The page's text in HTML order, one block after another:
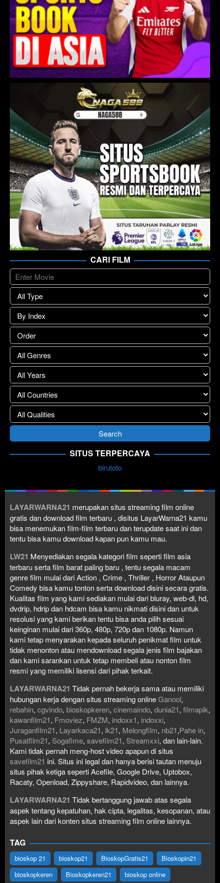
CARI FILM
SITUS TERPERCAYA
birutoto
LAYARWARNA21 merupakan situs streaming film online
gratis dan download film terbaru , disitus LayarWarna21 kamu
bisa menemukan film-film terbaru dan terupdate saat ini dan
tentu bisa kamu download kapan pun kamu mau.
LW21 Menyediakan segala kategori film seperti film asia
terbaru serta film barat paling baru , tentu segala macam
genre film mulai dari Action , Crime , Thriller , Horror Ataupun
Comedy bisa kamu tonton serta download disini secara gratis.
Kualitas film yang kami sediakan mulai dari bluray, web-dl, hd,
dvdrip, hdrip dan hdcam bisa kamu nikmati disini dan untuk
resolusi yang kami berikan tentu bisa anda pilih sesuai
keinginan mulai dari 360p, 480p, 720p dan 1080p. Namun
kami tetap menyarakan kepada seluruh penikmat film untuk
tidak menonton atau mendownload segala jenis film bajakan
dan kami sarankan untuk tetap membeli atau nonton film
resmi yang memiliki lisensi dari pihak terkait.
LAYARWARNA21 Tidak pernah bekerja sama atau memiliki
hubungan kerja dengan situs streaming onlineGanool,
rebahin, cgvindo, bioskopkeren, cinemaindo, dunia21, filmapik,
kawanfilm21, Fmoviez, FMZM, indoxx1, indoxxi,
Juraganfilm21, Layarkaca21, lk21, Melongfilm, nb21,Pahe in,
Pusatfilm21, Sogafime, savefilm21, Streamxxi, dan lain-lain.
Kami tidak pernah meng-host video apapun di situs
savefilm21 ini. Situs ini legal dan hanya berisi tautan menuju
situs pihak ketiga seperti Acefile, Google Drive, Uptobox,
Racaty, Openload, Zippyshare, Rapidvideo, dan lainnya.
LAYARWARNA21 Tidak bertanggung jawab atas segala
aspek tentang kepatuhan, hak cipta, legalitas, kesopanan, atau
aspek lain dari konten situs streaming film online lainnya.
TAG
bioskop 21 bioskop21 BioskopGratis21
Bioskopin21
bioskopkeren
Bioskopkeren21 bioskop online